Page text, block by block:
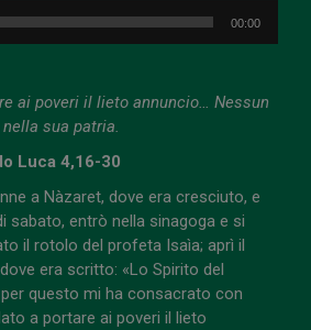
00:00
ai poveri il lieto annuncio… Nessun
sua patria.
Luca 4,16-30
a Nàzaret, dove era cresciuto, e
sabato, entrò nella sinagoga e si
il rotolo del profeta Isaìa; aprì il
era scritto: «Lo Spirito del
questo mi ha consacrato con
a portare ai poveri il lieto